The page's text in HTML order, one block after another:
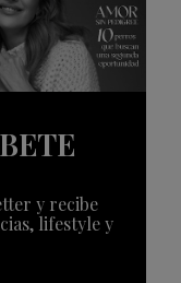
y recibe
lifestyle y